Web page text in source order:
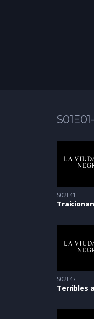
S02E41
S02E47
Terribles